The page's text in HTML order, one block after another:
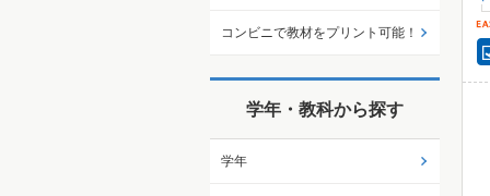
コンビニで教材をプリント可能！
学年・教科から探す
学年